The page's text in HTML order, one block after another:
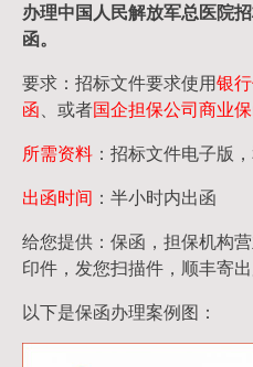
办理中国人民解放军总医院
函。
要求：招标文件要求使用银行
函 、或者国企担保公司商业
所需资料 ：招标文件电子版
出函时间 ：半小时内出函
给您提供：保函，担保机构
印件，发您扫描件，顺丰寄
以下是保函办理案例图：